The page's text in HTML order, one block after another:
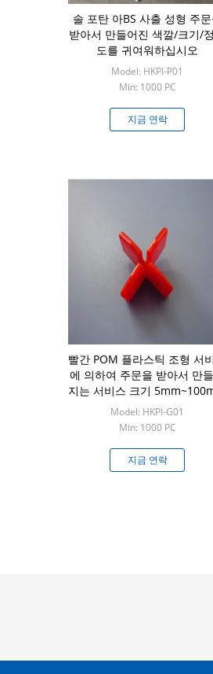
솔 포탄 아BS 사출 성형 주
받아서 만들어진 색깔/크기/
도를 귀여워하십시오
Model: HKPI-P01
Min: 1000 PC
지금 연락
빨간 POM 플라스틱 조형 서
에 의하여 주문을 받아서 만
지는 서비스 크기
Model: HKPI-G01
Min: 1000 PC
지금 연락